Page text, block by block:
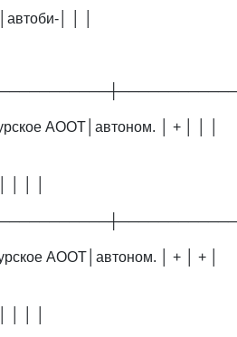
│ │ │
АООТ│автоном. │ + │ │ │
│ │ │
АООТ│автоном. │ + │ + │
│ │ │